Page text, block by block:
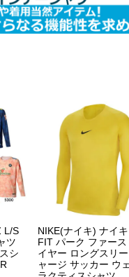
L/S
ツ
シ
NIKE(ナイキ) ナイ
FIT パーク ファース
イヤー ロングスリ
ャージ サッカー ウ